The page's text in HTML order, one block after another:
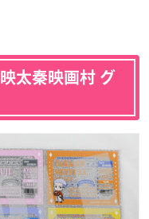
太秦映画村 グ